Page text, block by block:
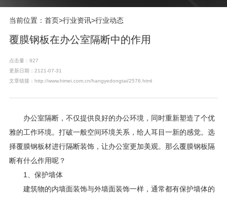
当前位置： 首页 >行业资讯>行业动态
覆膜钢板在办公室隔断中的作用
点击量：927
更新日期：2121-07-31
文章链接：http://www.himei.com.cn/hangyedongtai/2576.html
办公室隔断，不仅提供良好的办公环境，同时重新塑造了个优
雅的工作环境。打破一般空间环境关系，给人耳目一新的感觉。选
择覆膜钢板材进行隔断装饰，让办公室更加美观。那么覆膜钢板隔
断有什么作用呢？
1、保护墙体
建筑物的内墙面装饰与外墙面装饰一样，通常都有保护墙体的